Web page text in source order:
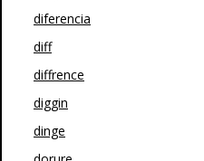
diferencia
diff
diffrence
diggin
dinge